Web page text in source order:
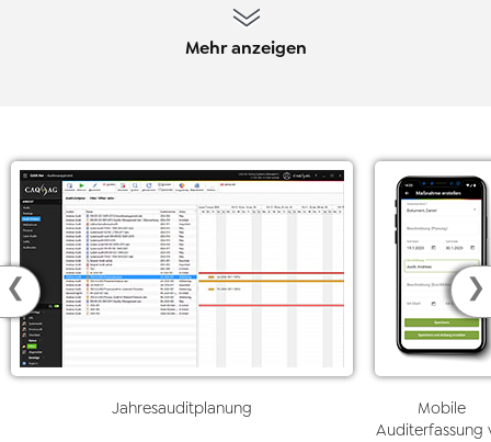
Mehr anzeigen
Jahresauditplanung
Mobile
Auditerfassung
❮ ❯